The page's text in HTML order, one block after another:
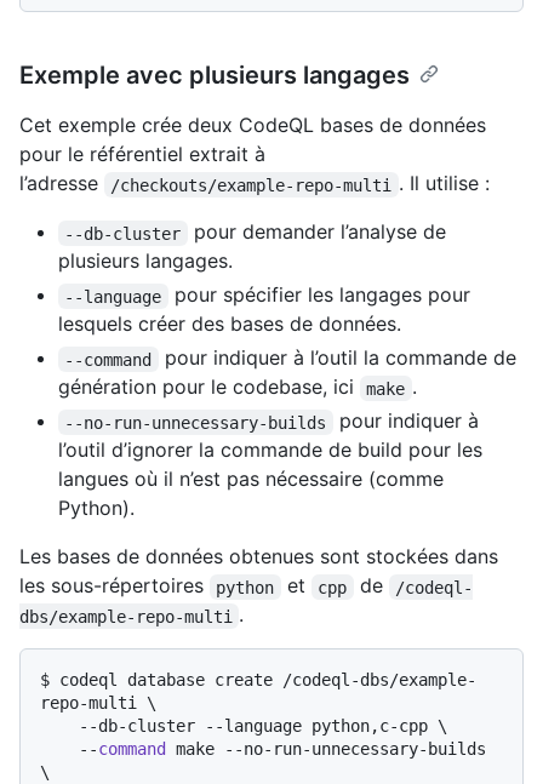
Exemple avec plusieurs langages
Cet exemple crée deux CodeQL bases de données
pour le référentiel extrait à
l’adresse
/checkouts/example-repo-multi . Il utilise :
--db-cluster
pour demander l’analyse de
plusieurs langages.
--language
pour spécifier les langages pour
lesquels créer des bases de données.
--command
pour indiquer à l’outil la commande de
génération pour le codebase, ici
make .
--no-run-unnecessary-builds
pour indiquer à
l’outil d’ignorer la commande de build pour les
langues où il n’est pas nécessaire (comme
Python).
Les bases de données obtenues sont stockées dans
les sous-répertoires
python et cpp de
/codeql-
dbs/example-repo-multi .
$ codeql database create /codeql-dbs/example-
repo-multi \
    --
command
make --no-run-unnecessary-builds
\